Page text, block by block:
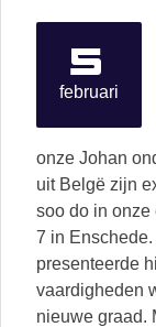
5
februari
onze Johan
uit Belgë zijn
soo do in onze
7 in
presenteerde
vaardigheden
nieuwe graad.